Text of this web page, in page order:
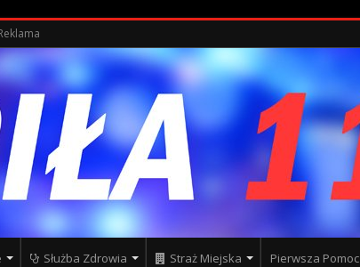
Służba Zdrowia Straż Miejska Pierwsza Pomoc